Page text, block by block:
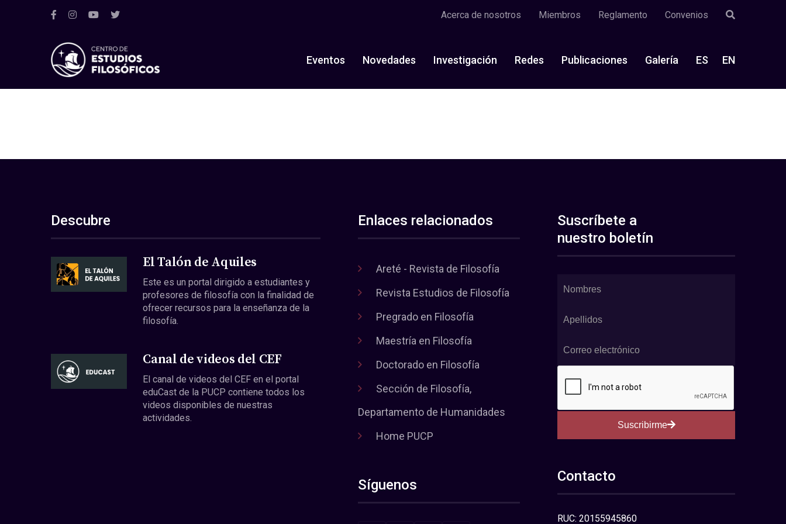
Acerca de nosotros Miembros Reglamento Convenios
Eventos Novedades Investigación Redes Publicaciones Galería ES EN
Descubre
El Talón de Aquiles
Este es un portal dirigido a estudiantes y
profesores de filosofía con la finalidad de
ofrecer recursos para la enseñanza de la
filosofía.
Canal de videos del CEF
El canal de videos del CEF en el portal
eduCast de la PUCP contiene todos los
videos disponibles de nuestras
actividades.
Enlaces relacionados
Areté - Revista de Filosofía
Revista Estudios de Filosofía
Pregrado en Filosofía
Maestría en Filosofía
Doctorado en Filosofía
Sección de Filosofía,
Departamento de Humanidades
Home PUCP
Síguenos
Suscríbete a
nuestro boletín
Suscribirme
Contacto
RUC: 20155945860